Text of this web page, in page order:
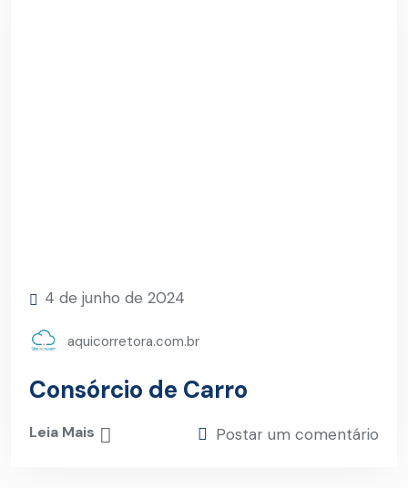
4 de junho de 2024
aquicorretora.com.br
Consórcio de Carro
Leia Mais Postar um comentário